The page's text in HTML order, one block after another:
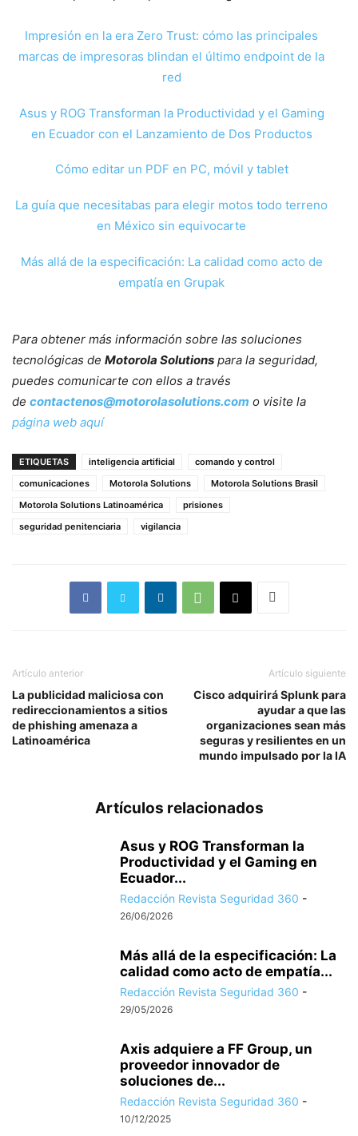
Impresión en la era Zero Trust: cómo las principales
marcas de impresoras blindan el último endpoint de la
red
Asus y ROG Transforman la Productividad y el Gaming
en Ecuador con el Lanzamiento de Dos Productos
Cómo editar un PDF en PC, móvil y tablet
La guía que necesitabas para elegir motos todo terreno
en México sin equivocarte
Más allá de la especificación: La calidad como acto de
empatía en Grupak
Para obtener más información sobre las soluciones
tecnológicas de Motorola Solutions para la seguridad,
puedes comunicarte con ellos a través
de contactenos@motorolasolutions.com o visite la
página web aquí
ETIQUETAS inteligencia artificial
comando y control
comunicaciones
Motorola Solutions
Motorola Solutions Brasil
Motorola Solutions Latinoamérica
prisiones
seguridad penitenciaria
vigilancia
Artículo anterior
La publicidad maliciosa con
redireccionamientos a sitios
de phishing amenaza a
Latinoamérica
Artículo siguiente
Cisco adquirirá Splunk para
ayudar a que las
organizaciones sean más
seguras y resilientes en un
mundo impulsado por la IA
Artículos relacionados
Asus y ROG Transforman la
Productividad y el Gaming en
Ecuador...
Redacción Revista Seguridad 360 -
26/06/2026
Más allá de la especificación: La
calidad como acto de empatía...
Redacción Revista Seguridad 360 -
29/05/2026
Axis adquiere a FF Group, un
proveedor innovador de
soluciones de...
Redacción Revista Seguridad 360 -
10/12/2025